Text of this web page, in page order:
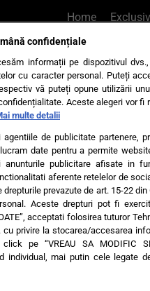
Home Exclusiv
Scrie-ne pe
Ultimele stiri
Termeni si condiții
confidențiale
informații pe dispozitivul
cu caracter personal. Puteți
vă puteți opune utilizării
Aceste alegeri vor fi
multe detalii
de publicitate partenere,
date pentru a permite
anunturile publicitare afisate in
aferente retelelor de
prevazute de art. 15-22 din
Aceste drepturi pot fi
acceptati folosirea tuturor
privire la stocarea/accesarea
pe “VREAU SA MODIFIC
individual, mai putin cele legate